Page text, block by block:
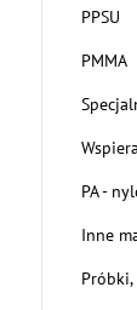
PPSU
PMMA
PA -
Inne